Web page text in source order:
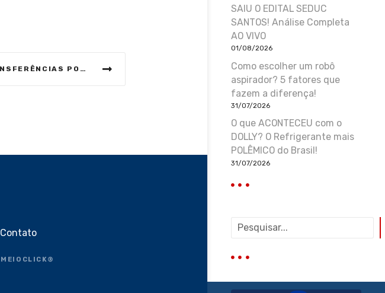
ENCONTROS E TRANSFERÊNCIAS POR PIX: ENTENDA RELAÇÃO ENTRE ZAMBELLI, HACKER E BOLSONARO
SAIU O EDITAL SEDUC
SANTOS! Análise Completa
AO VIVO
01/08/2026
Como escolher um robô
aspirador? 5 fatores que
fazem a diferença!
31/07/2026
O que ACONTECEU com o
DOLLY? O Refrigerante mais
POLÊMICO do Brasil!
31/07/2026
q
i
Contato
MEIOCLICK®